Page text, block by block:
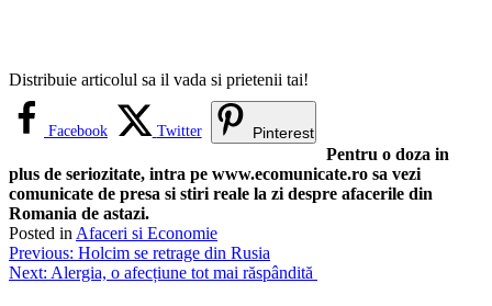
Distribuie articolul sa il vada si prietenii tai!
Facebook Twitter Pinterest
Pentru o doza in
plus de seriozitate, intra pe www.ecomunicate.ro sa vezi
comunicate de presa si stiri reale la zi despre afacerile din
Romania de astazi.
Posted in Afaceri si Economie
Navigare
în
Previous: Holcim se retrage din Rusia
Next: Alergia, o afecțiune tot mai răspândită